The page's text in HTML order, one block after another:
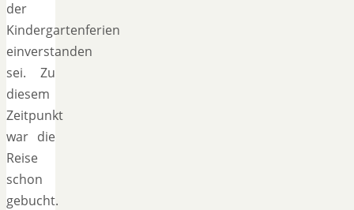
der
Kindergartenferien
einverstanden
sei. Zu
diesem
Zeitpunkt
war die
Reise
schon
gebucht.